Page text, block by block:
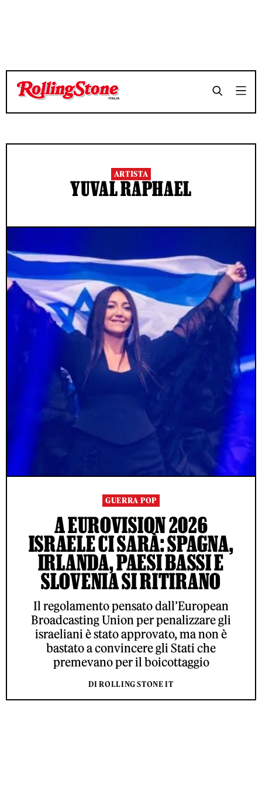
ARTISTA
YUVAL RAPHAEL
GUERRA POP
A EUROVISION 2026
ISRAELE CI SARÀ: SPAGNA,
IRLANDA, PAESI BASSI E
SLOVENIA SI RITIRANO
Il regolamento pensato dall’European
Broadcasting Union per penalizzare gli
israeliani è stato approvato, ma non è
bastato a convincere gli Stati che
premevano per il boicottaggio
DI ROLLING STONE IT